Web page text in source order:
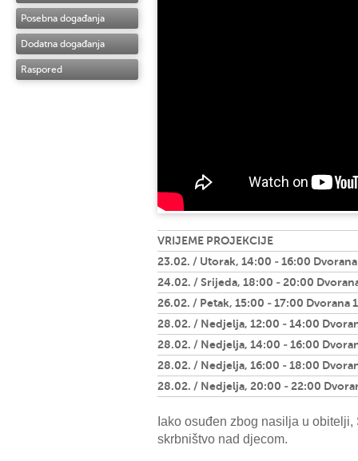
Posebna događanja
Dodatna događanja
Raspored
VRIJEME PROJEKCIJE
23.02. / Utorak, 14:00 - 16:00
24.02. / Srijeda, 18:00 - 20:00
26.02. / Petak, 15:00 - 17:00 Dvorana 1
28.02. / Nedjelja, 12:00 - 14:00
28.02. / Nedjelja, 14:00 - 16:00
28.02. / Nedjelja, 16:00 - 18:00
28.02. / Nedjelja, 20:00 - 22:00
Iako osuđen zbog nasilja u
skrbništvo nad djecom.